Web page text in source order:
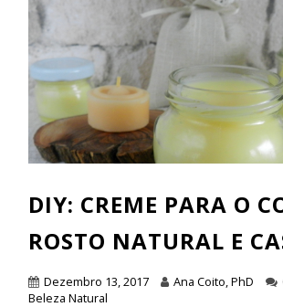
DIY: CREME PARA O
ROSTO NATURAL E
Dezembro 13, 2017 Ana Coito, PhD
Beleza Natural